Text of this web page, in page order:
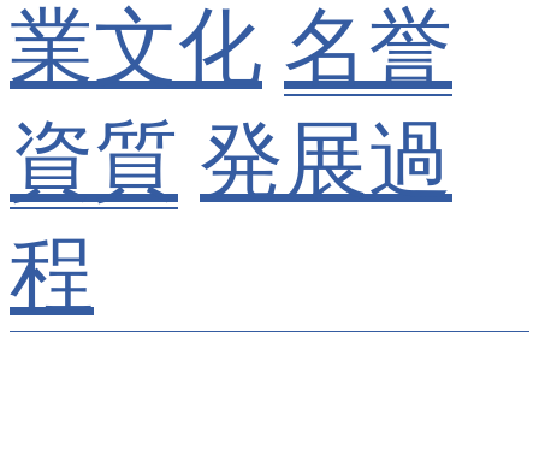
業文化 名誉
資質 発展過
程